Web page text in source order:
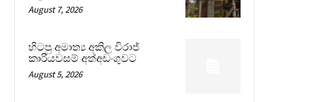
August 7, 2026
හිටපු අමාත්‍ය අකිල විරාජ්
කාරියවසම් අත්අඩංගුවට
August 5, 2026